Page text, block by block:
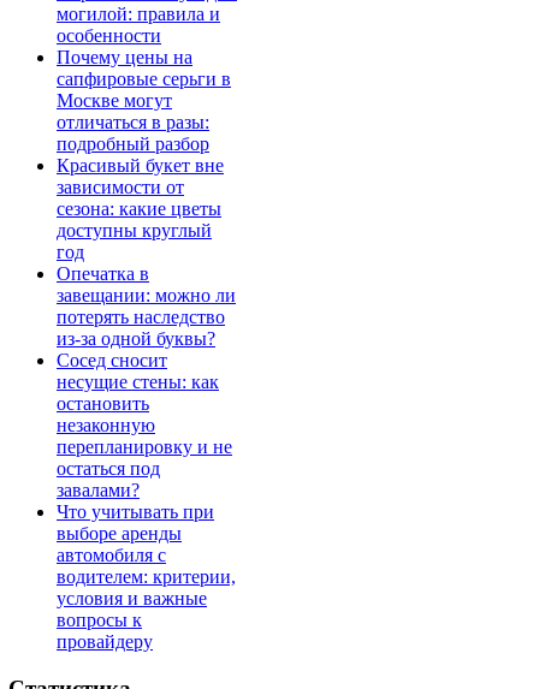
могилой: правила и
особенности
Почему цены на
сапфировые серьги в
Москве могут
отличаться в разы:
подробный разбор
Красивый букет вне
зависимости от
сезона: какие цветы
доступны круглый
год
Опечатка в
завещании: можно ли
потерять наследство
из-за одной буквы?
Сосед сносит
несущие стены: как
остановить
незаконную
перепланировку и не
остаться под
завалами?
Что учитывать при
выборе аренды
автомобиля с
водителем: критерии,
условия и важные
вопросы к
провайдеру